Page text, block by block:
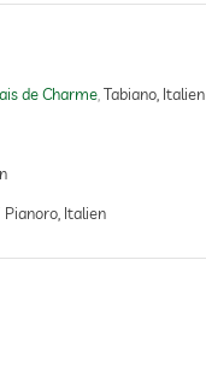
de Charme Tabiano, Italien
Italien